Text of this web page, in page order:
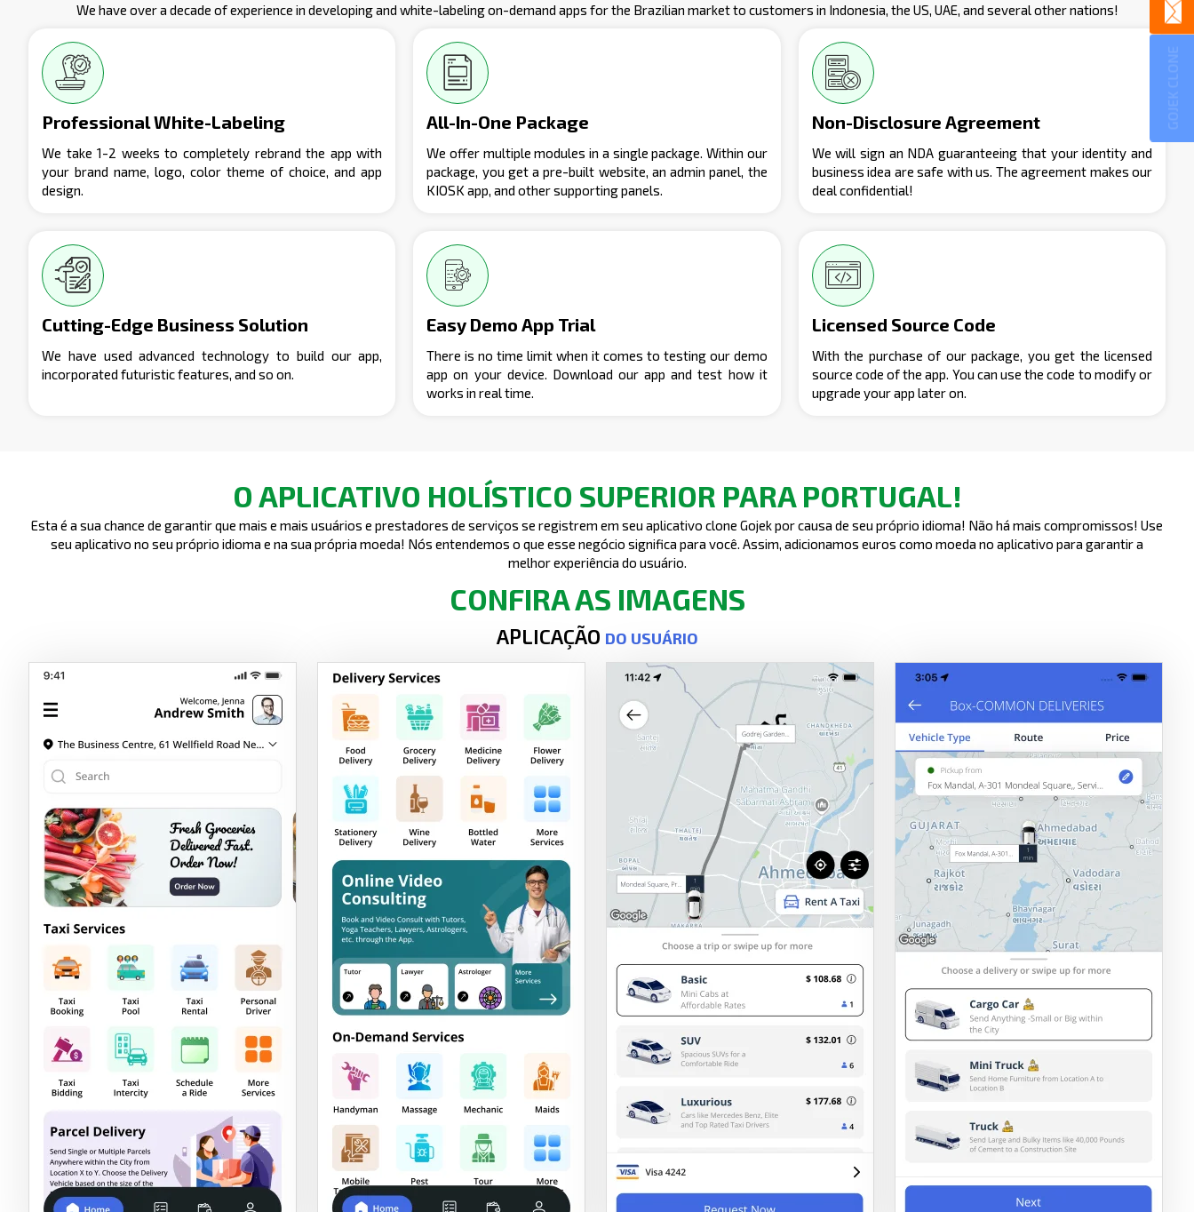
We have over a decade of experience in developing and white-labeling on-demand apps for the Brazilian market to customers in Indonesia, the US, UAE, and several other nations!
Professional White-Labeling
We take 1-2 weeks to completely rebrand the app with
your brand name, logo, color theme of choice, and app
design.
All-In-One Package
We offer multiple modules in a single package. Within our
package, you get a pre-built website, an admin panel, the
KIOSK app, and other supporting panels.
Non-Disclosure Agreement
We will sign an NDA guaranteeing that your identity and
business idea are safe with us. The agreement makes our
deal confidential!
Cutting-Edge Business Solution
We have used advanced technology to build our app,
incorporated futuristic features, and so on.
Easy Demo App Trial
There is no time limit when it comes to testing our demo
app on your device. Download our app and test how it
works in real time.
Licensed Source Code
With the purchase of our package, you get the licensed
source code of the app. You can use the code to modify or
upgrade your app later on.
O APLICATIVO HOLÍSTICO SUPERIOR PARA PORTUGAL!
Esta é a sua chance de garantir que mais e mais usuários e prestadores de serviços se registrem em seu aplicativo clone Gojekpor causa de seu próprio idioma! Não há mais compromissos! Use
seu aplicativo no seu próprio idioma e na sua própria moeda! Nós entendemos o que esse negócio significa para você. Assim, adicionamos euros como moeda no aplicativo para garantir a
melhor experiência do usuário.
CONFIRA AS IMAGENS
APLICAÇÃO DO USUÁRIO